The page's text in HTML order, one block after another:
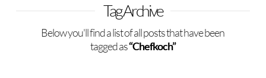
Tag Archive
Below you'll find a list of all posts that have been
tagged as“Chefkoch”